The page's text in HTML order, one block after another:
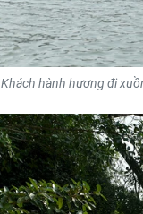
Khách hành hương đi